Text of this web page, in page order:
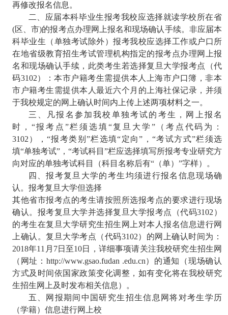
再修改报名信息。
二、应届本科毕业生报考我校应选择就读学校所在省
(区、市)的报考点办理网上报名和现场确认手续。 非应届本
科毕业生（单独考试除外）报考我校应选择工作或户口所
在地省级教育招生考试管理机构指定的报考点办理网上报
名和现场确认手续，此类考生若选择复旦大学报考点（代
码3102）：本市户籍考生需提供本人上海市户口簿，非本
市户籍考生需提供本人最近六个月的上海社保记录，并须
于我校规定的网上确认时间内上传上述两项材料之一。
三、凡报名参加我校单独考试的考生，网上报名
时，“报考点”栏须选填“复旦大学”（考点代码为：
3102 ），“报考类别”栏选填“定向”，“考试方式”栏须选
填“单独考试”，“考试科目”栏应选择填写所报考专业研究方
向对应的单独考试科目（科目名称后有“（单）”字样）。
四、报考复旦大学的考生均须进行报名信息现场确
认。报考复旦大学但选择
其他省市报考点的考生请按照所选报考点的要求进行现场
确认。报考复旦大学并选择复旦大学报考点（代码3102 ）
的考生在复旦大学研究生招生网上对本人报名信息进行网
上确认。复旦大学考点（代码3102）的网上确认时间为：
2018年11 月 7日至10日，详细事项请关注我校研究生招生网
（网址： http://www.gsao.fudan .edu.cn）的通知（现场确认
方式及时间依国家政策变化调整，如有变化将在我校研究
生招生网上及时发布相关信息）。
五、网报期间中国研究生招生信息网将对考生学历
（学籍）信息进行网上校